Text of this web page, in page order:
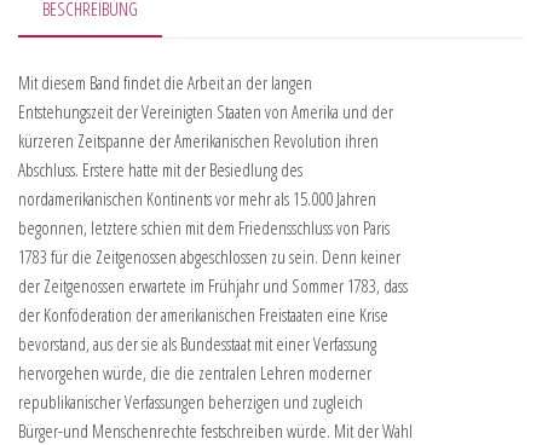
BESCHREIBUNG
Mit diesem Band findet die Arbeit an der langen
Entstehungszeit der Vereinigten Staaten von Amerika und der
kürzeren Zeitspanne der Amerikanischen Revolution ihren
Abschluss. Erstere hatte mit der Besiedlung des
nordamerikanischen Kontinents vor mehr als 15.000 Jahren
begonnen, letztere schien mit dem Friedensschluss von Paris
1783 für die Zeitgenossen abgeschlossen zu sein. Denn keiner
der Zeitgenossen erwartete im Frühjahr und Sommer 1783, dass
der Konföderation der amerikanischen Freistaaten eine Krise
bevorstand, aus der sie als Bundesstaat mit einer Verfassung
hervorgehen würde, die die zentralen Lehren moderner
republikanischer Verfassungen beherzigen und zugleich
Bürger-und Menschenrechte festschreiben würde. Mit der Wahl